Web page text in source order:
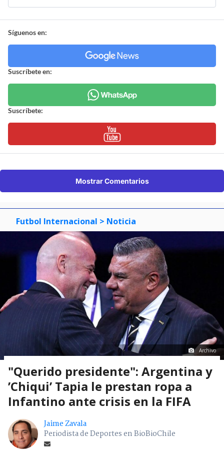
Síguenos en:
Suscríbete en:
Suscríbete:
Mostrar Comentarios
Futbol Internacional > Noticia
Archivo
"Querido presidente": Argentina y
’Chiqui’ Tapia le prestan ropa a
Infantino ante crisis en la FIFA
Jaime Zavala
Periodista de Deportes en BioBioChile